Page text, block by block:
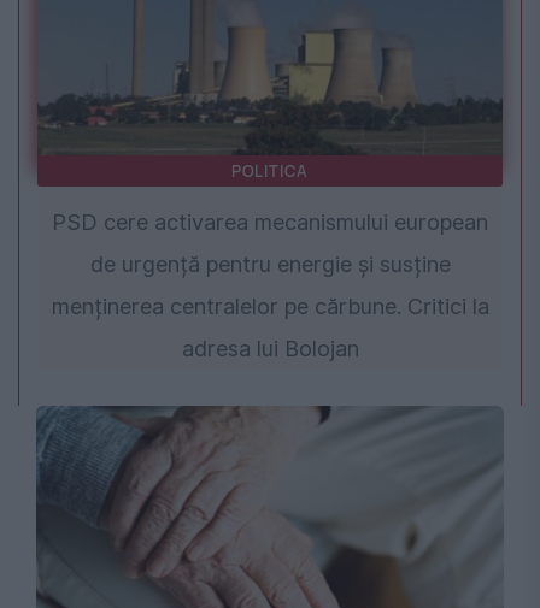
POLITICA
PSD cere activarea mecanismului european
de urgență pentru energie și susține
menținerea centralelor pe cărbune. Critici la
adresa lui Bolojan